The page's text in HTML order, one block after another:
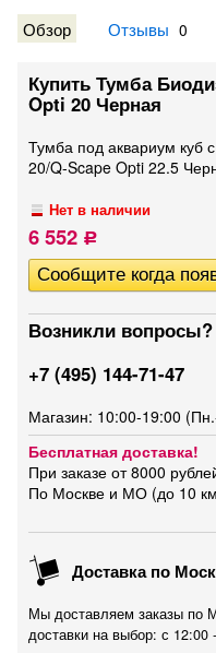
Обзор Отзывы 0
Купить Тумба
Opti 20 Черная
Тумба под аквариум куб
20/Q-Scape Opti 22.5
Нет в наличии
6 552 Р
Возникли вопросы?
+7 (495) 144-71-47
Магазин: 10:00-19:00
Бесплатная доставка!
При заказе от 8000
По Москве и МО (до 10
Доставка по
Мы доставляем заказы по
доставки на выбор: с